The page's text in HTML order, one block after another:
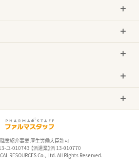
業紹介事業 厚生労働大臣許可
13-ユ-010743 【派遣業】派 13-010770
RESOURCES Co., Ltd. All Rights Reserved.